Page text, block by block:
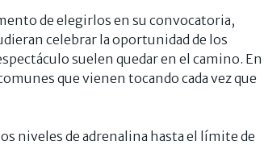
de elegirlos en su convocatoria,
celebrar la oportunidad de los
suelen quedar en el camino. En
que vienen tocando cada vez que
niveles de adrenalina hasta el límite de